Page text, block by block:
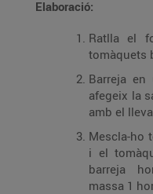
Elaboració:
Ratlla el
tomàquets
Barreja
afegeix la
amb el
Mescla-ho
i el
barreja
massa 1